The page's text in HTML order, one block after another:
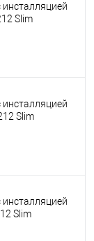
инсталляцией
Slim
инсталляцией
Slim
инсталляцией
Slim